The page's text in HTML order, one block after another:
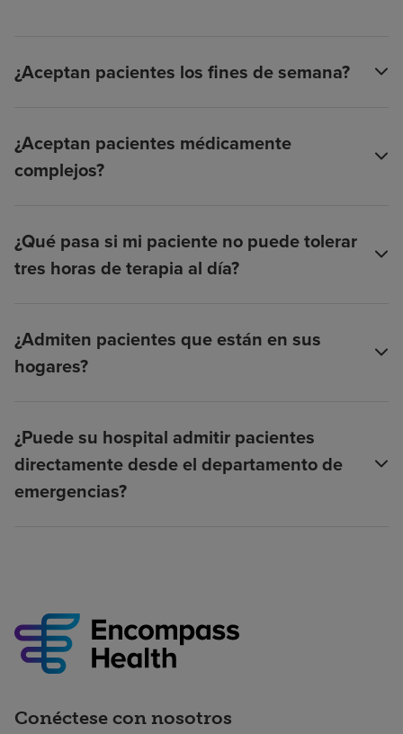
¿Aceptan pacientes los fines de semana?
¿Aceptan pacientes médicamente
complejos?
¿Qué pasa si mi paciente no puede tolerar
tres horas de terapia al día?
¿Admiten pacientes que están en sus
hogares?
¿Puede su hospital admitir pacientes
directamente desde el departamento de
emergencias?
Conéctese con nosotros